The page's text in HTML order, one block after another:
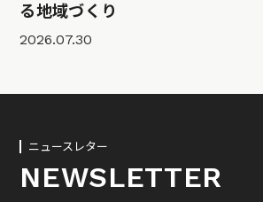
る地域づくり
2026.07.30
ニュースレター
NEWSLETTER